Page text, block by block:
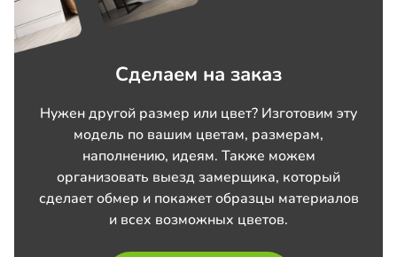
Сделаем на заказ
Нужен другой размер или цвет? Изготовим эту
модель по вашим цветам, размерам,
наполнению, идеям. Также можем
организовать выезд замерщика, который
сделает обмер и покажет образцы материалов
и всех возможных цветов.